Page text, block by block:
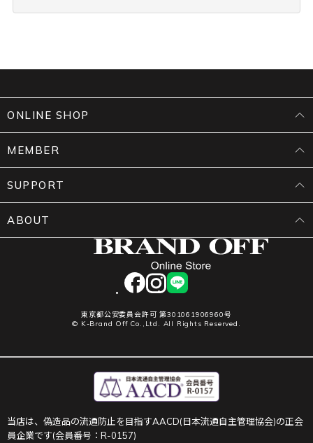
facebookinstagram
LINE
東京都公安委員会許可 第301061906960号
© K-Brand Off Co.,Ltd. All Rights Reserved.
ONLINE SHOP
MEMBER
SUPPORT
ABOUT
当店は、偽造品の流通防止を目指すAACD(日本流通自主管理協会)の正会
員企業です(会員番号：R-0157)